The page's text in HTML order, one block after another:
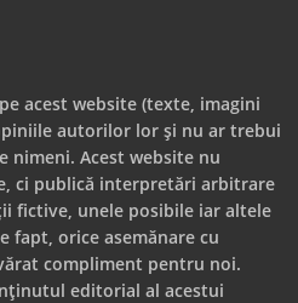
acest website (texte, imagini
autorilor lor și nu ar trebui
nimeni. Acest website nu
ci publică interpretări arbitrare
fictive, unele posibile iar altele
fapt, orice asemănare cu
compliment pentru noi.
editorial al acestui